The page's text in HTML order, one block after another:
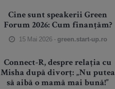
Cine sunt speakerii Green
Forum 2026: Cum finanțăm?
15 Mai 2026 - green.start-up.ro
Connect-R, despre relația cu
Misha după divorț: „Nu putea
să aibă o mamă mai bună!”